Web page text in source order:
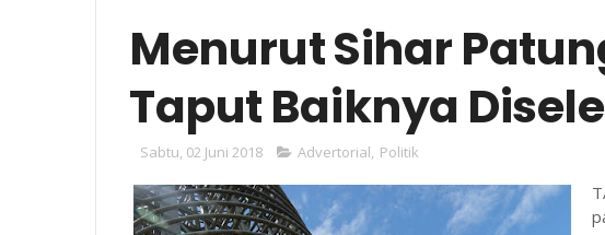
Menurut Sihar
Taput Baiknya
Sabtu, 02 Juni 2018 Advertorial Politik